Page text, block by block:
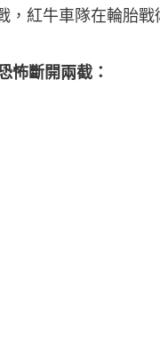
，紅牛車隊在輪胎戰
怖斷開兩截：